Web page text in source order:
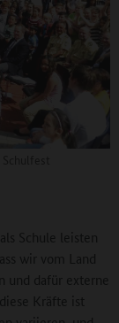
Schule leisten
wir vom Land
und dafür externe
Kräfte ist